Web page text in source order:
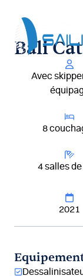
contenu
Bali
Avec
8
4 salles
2021